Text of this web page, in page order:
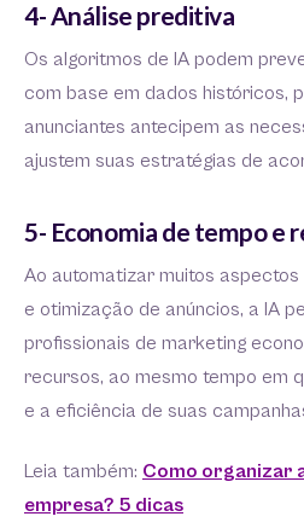
4- Análise preditiva
Os algoritmos de IA podem
com base em dados históricos,
anunciantes antecipem as
ajustem suas estratégias de
5- Economia de tempo e
Ao automatizar muitos
e otimização de anúncios, a IA
profissionais de marketing
recursos, ao mesmo tempo em
e a eficiência de suas
Leia também: Como organizar
empresa? 5 dicas